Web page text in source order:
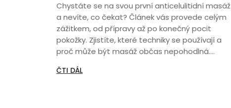
Chystáte se na svou první anticelulitidní masáž
a nevíte, co čekat? Článek vás provede celým
zážitkem, od přípravy až po konečný pocit
pokožky. Zjistíte, které techniky se používají a
proč může být masáž občas nepohodlná.
se po zákroku vyvarovat. Už žádné nervy z
ČTI DÁL